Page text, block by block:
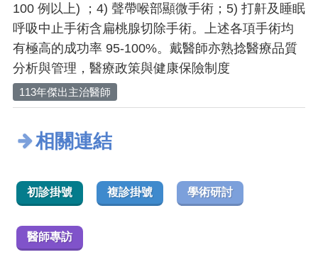
100 例以上) ；4) 聲帶喉部顯微手術；5) 打鼾及睡眠
呼吸中止手術含扁桃腺切除手術。上述各項手術均
有極高的成功率 95-100%。戴醫師亦熟捻醫療品質
分析與管理，醫療政策與健康保險制度
113年傑出主治醫師
相關連結
初診掛號 複診掛號 學術研討
醫師專訪